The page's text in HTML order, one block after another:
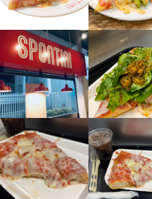
・契約期間の定めなし
・まかない有り（ディナー勤務の場
まかない・食事補助あり 制服貸与 社員登用
ひげOK
特徴
学歴不問 未経験者歓迎 新卒歓迎 第二新卒
女性活躍中
ブランクOK 駅チカ(徒歩5分以内)
採用予定10名以上
面接1回
仕事内容
当店は券売機でオーダーをとるため、